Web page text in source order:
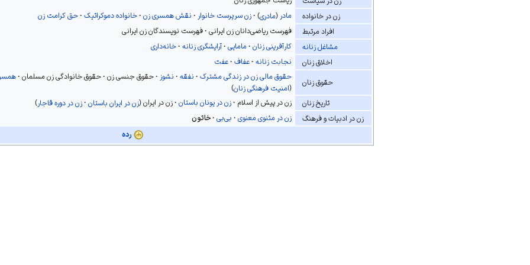
نرشخی، محمد، تاریخ بخارا، ترجمهٔ احمد بن محمد قباوی، تلخیص محمد بن زفر، به‌تحقیق مدرس رضوی، تهران، توس،
نظیما، علی و رشاد، مکمل عثمانلی لغتی، استانبول، بی‌نا، ۱۳۱۹ق.
Clauson, G. , An Etymological Dictionary of pre -Thirteenth Century Turkish, London, 1972.
زن در خانواده
مادر مادری زن سرپرست خانوار نقش همسری زن‌ خانواده دموکراتیک
حق کرامت زن
افراد مرتبط
فهرست ریاضی‌دانان زن ایرانی
فهرست نویسندگان زن ایرانی
مشاغل زنانه
کارآفرینی زنان مامایی آرایشگری زنانه
خانه‌داری
اخلاق زنان
نجابت زنانه عفاف عفت
حقوق زنان
حقوق مالی زن در زندگی مشترک نفقه نشوز حقوق جنسی زن حقوق خانوادگی زن مسلمان
امنیت فرهنگی زنان
تاریخ زنان
زن در پیش از اسلام زن در یونان باستان زن در ایران زن در ایران باستان
زن در دوره قاجار
زن در ادبیات و فرهنگ
زن در مثنوی معنوی بی‌بی
خاتون
رده